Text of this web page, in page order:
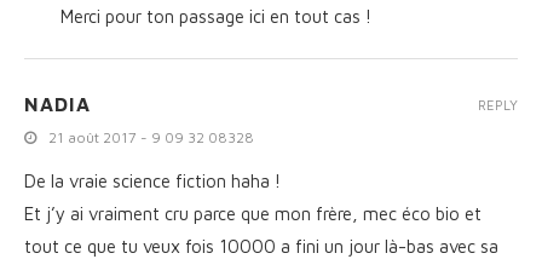
Merci pour ton passage ici en tout cas !
NADIA
21 août 2017 - 9 09 32 08328
De la vraie science fiction haha !
Et j’y ai vraiment cru parce que mon frère, mec éco bio et
tout ce que tu veux fois 10000 a fini un jour là-bas avec sa
REPLY